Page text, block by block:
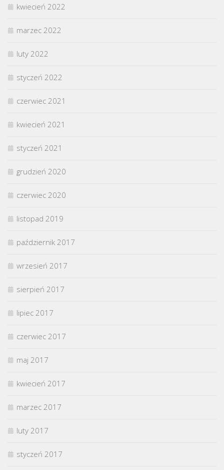
kwiecień 2022
marzec 2022
luty 2022
styczeń 2022
czerwiec 2021
kwiecień 2021
styczeń 2021
grudzień 2020
czerwiec 2020
listopad 2019
październik 2017
wrzesień 2017
sierpień 2017
lipiec 2017
czerwiec 2017
maj 2017
kwiecień 2017
marzec 2017
luty 2017
styczeń 2017